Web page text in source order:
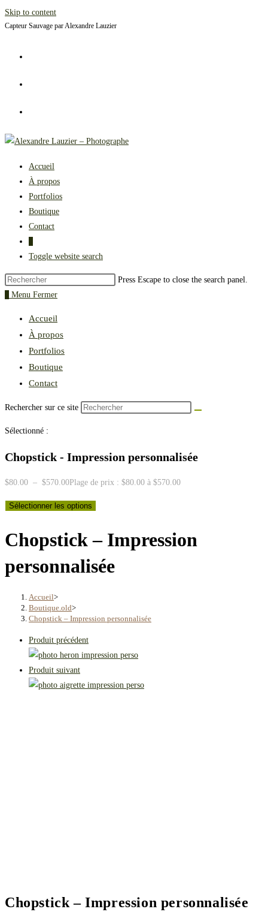
Skip to content
Capteur Sauvage par Alexandre Lauzier
Accueil
À propos
Portfolios
Boutique
Contact
Toggle website search
Press Escape to close the search panel.
Menu Fermer
Accueil
À propos
Portfolios
Boutique
Contact
Rechercher sur ce site
Sélectionné :
Chopstick - Impression personnalisée
$80.00 – $570.00Plage de prix : $80.00 à $570.00
Sélectionner les options
Chopstick – Impression
personnalisée
Accueil>
Boutique.old>
Chopstick – Impression personnalisée
Produit précédent
Produit suivant
Chopstick – Impression personnalisée